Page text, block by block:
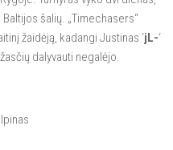
šalių. „Timechasers“
žaidėją, kadangi Justinas ‘jL-‘
dalyvauti negalėjo.